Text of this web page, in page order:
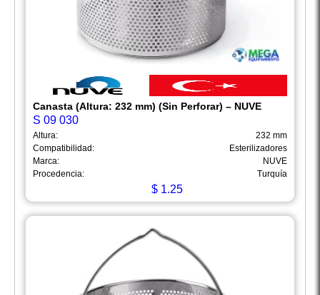
Canasta (Altura: 232 mm) (Sin Perforar) – NUVE
S 09 030
Altura:
232 mm
Compatibilidad:
Esterilizadores
Marca:
NUVE
Procedencia:
Turquía
$ 1.25